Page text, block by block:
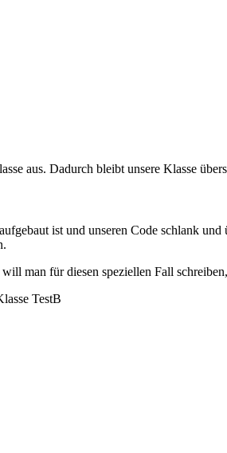
aus. Dadurch bleibt unsere Klasse
ist und unseren Code schlank
man für diesen speziellen Fall
TestB